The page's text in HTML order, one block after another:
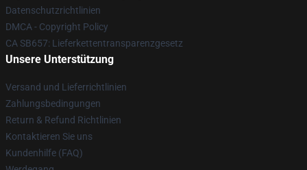
Datenschutzrichtlinien
DMCA - Copyright Policy
CA SB657: Lieferkettentransparenzgesetz
Unsere Unterstützung
Versand und Lieferrichtlinien
Zahlungsbedingungen
Return & Refund Richtlinien
Kontaktieren Sie uns
Kundenhilfe (FAQ)